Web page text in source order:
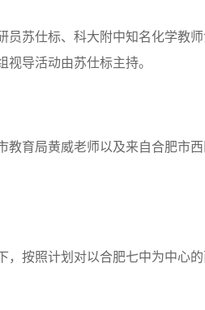
员苏仕标、科大附中知名化学教
导活动由苏仕标主持。
教育局黄威老师以及来自合肥市
，按照计划对以合肥七中为中心